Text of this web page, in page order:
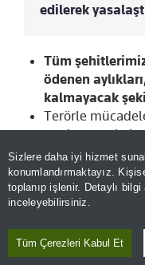
Sizlere daha iyi hizmet
konumlandırmaktayız.
toplanıp işlenir. Detaylı
inceleyebilirsiniz.
Tüm Çerezleri Kabul Et
edilerek
Tüm
ödenen
kalmayacak
Terörle
sayılmayan
bağlıyor ve
su faturalarında
sağlıyoruz.
15 Temmuz
15 Temmuz ve
malul